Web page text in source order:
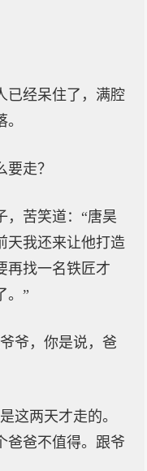
已经呆住了，满腔
走？
，苦笑道：“唐昊
天我还来让他打造
再找一名铁匠才
。”
爷，你是说，爸
这两天才走的。
爸爸不值得。跟爷